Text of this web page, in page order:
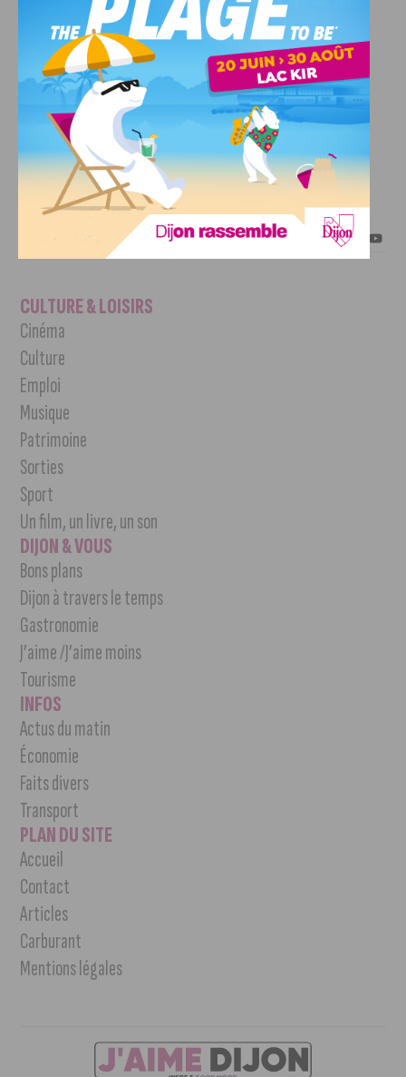
J'AIME DIJON
INFOS & GOOD MOOD
SUIVEZ-NOUS :
CULTURE & LOISIRS
Cinéma
Culture
Emploi
Musique
Patrimoine
Sorties
Sport
Un film, un livre, un son
DIJON & VOUS
Bons plans
Dijon à travers le temps
Gastronomie
J’aime /J’aime moins
Tourisme
INFOS
Actus du matin
Économie
Faits divers
Transport
PLAN DU SITE
Accueil
Contact
Articles
Carburant
Mentions légales